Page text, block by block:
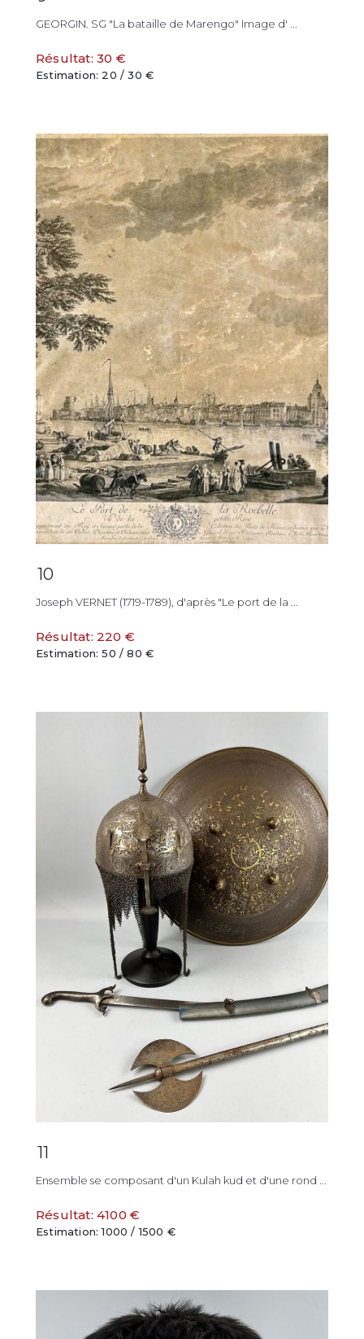
GEORGIN. SG "La bataille de Marengo" Image d' ...
Résultat: 30 €
Estimation: 20 / 30 €
10
Joseph VERNET (1719-1789), d'après "Le port de la ...
Résultat: 220 €
Estimation: 50 / 80 €
11
Ensemble se composant d'un Kulah kud et d'une rond ...
Résultat: 4100 €
Estimation: 1000 / 1500 €